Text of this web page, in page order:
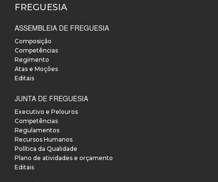
FREGUESIA
ASSEMBLEIA DE FREGUESIA
Composição
Competências
Regimento
Atas e Moções
Editais
JUNTA DE FREGUESIA
Executivo e Pelouros
Competências
Regulamentos
Recursos Humanos
Política da Qualidade
Plano de atividades e orçamento
Editais